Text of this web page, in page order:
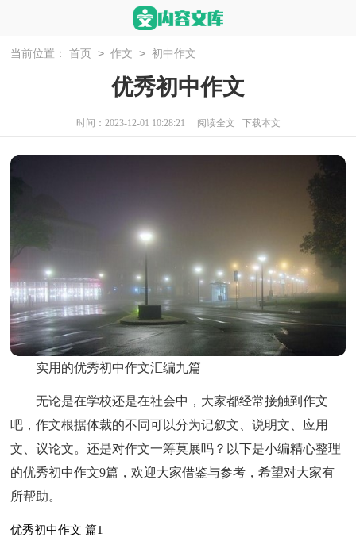
当前位置： 首页 > 作文 > 初中作文
优秀初中作文
时间：2023-12-01 10:28:21 阅读全文 下载本文
实用的优秀初中作文汇编九篇
无论是在学校还是在社会中，大家都经常接触到作文
吧，作文根据体裁的不同可以分为记叙文、说明文、应用
文、议论文。还是对作文一筹莫展吗？以下是小编精心整理
的优秀初中作文9篇，欢迎大家借鉴与参考，希望对大家有
所帮助。
优秀初中作文 篇1